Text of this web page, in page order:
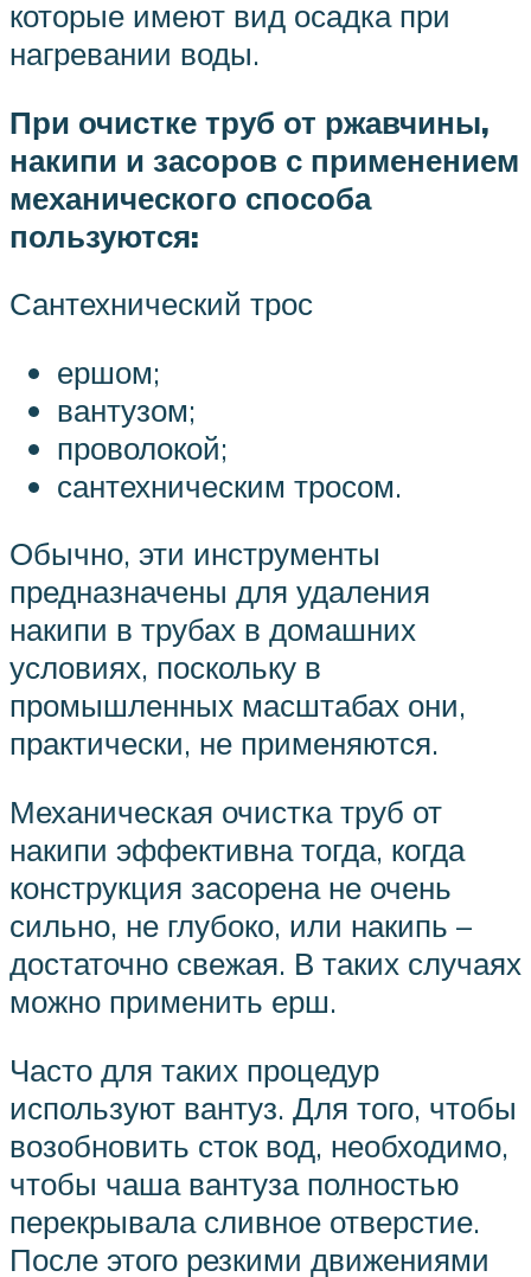
которые имеют вид осадка при
нагревании воды.
При очистке труб от ржавчины,
накипи и засоров с применением
механического способа
пользуются:
Сантехнический трос
ершом;
вантузом;
проволокой;
сантехническим тросом.
Обычно, эти инструменты
предназначены для удаления
накипи в трубах в домашних
условиях, поскольку в
промышленных масштабах они,
практически, не применяются.
Механическая очистка труб от
накипи эффективна тогда, когда
конструкция засорена не очень
сильно, не глубоко, или накипь –
достаточно свежая. В таких случаях
можно применить ерш.
Часто для таких процедур
используют вантуз. Для того, чтобы
возобновить сток вод, необходимо,
чтобы чаша вантуза полностью
перекрывала сливное отверстие.
После этого резкими движениями